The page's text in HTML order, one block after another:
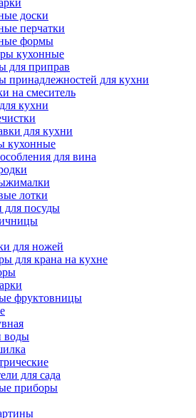
доски
перчатки
формы
кухонные
для приправ
принадлежностей для кухни
на смеситель
кухни
для кухни
кухонные
для вина
лотки
посуды
для ножей
для крана на кухне
фруктовницы
воды
для сада
приборы